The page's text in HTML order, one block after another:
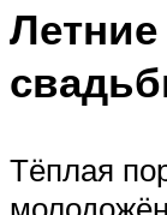
Тёплая